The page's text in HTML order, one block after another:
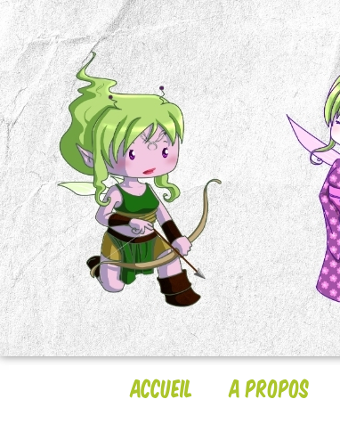
Accueil A Propos